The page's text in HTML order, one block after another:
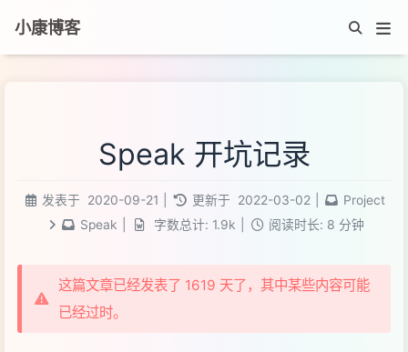
小康博客
Speak 开坑记录
发表于 2020-09-21 更新于 2022-03-02
Project
Speak
字数总计: 1.9k 阅读时长: 8 分钟
这篇文章已经发表了 1619 天了，其中某些内容可能
已经过时。